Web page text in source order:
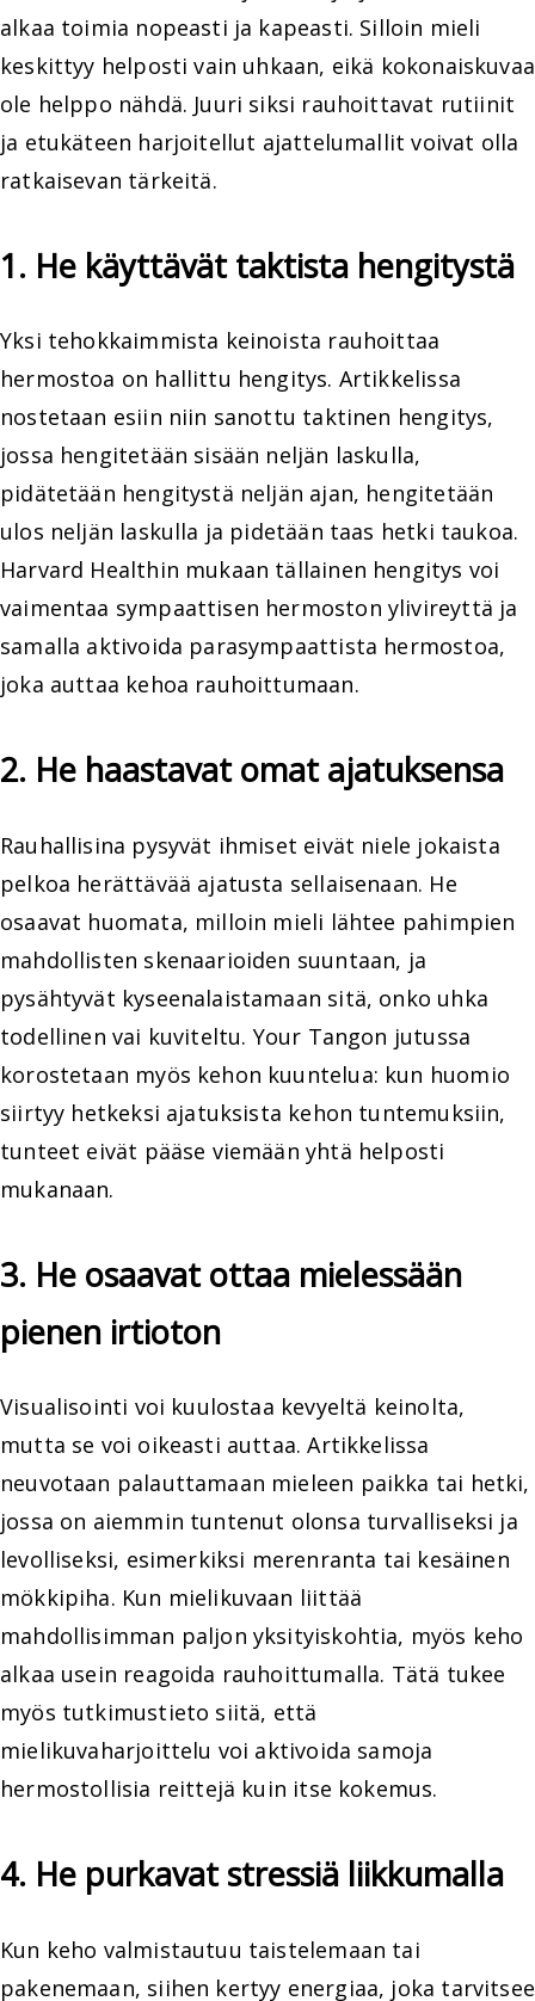
alkaa toimia nopeasti ja kapeasti. Silloin mieli
keskittyy helposti vain uhkaan, eikä kokonaiskuvaa
ole helppo nähdä. Juuri siksi rauhoittavat rutiinit
ja etukäteen harjoitellut ajattelumallit voivat olla
ratkaisevan tärkeitä.
1. He käyttävät taktista hengitystä
Yksi tehokkaimmista keinoista rauhoittaa
hermostoa on hallittu hengitys. Artikkelissa
nostetaan esiin niin sanottu taktinen hengitys,
jossa hengitetään sisään neljän laskulla,
pidätetään hengitystä neljän ajan, hengitetään
ulos neljän laskulla ja pidetään taas hetki taukoa.
Harvard Healthin mukaan tällainen hengitys voi
vaimentaa sympaattisen hermoston ylivireyttä ja
samalla aktivoida parasympaattista hermostoa,
joka auttaa kehoa rauhoittumaan.
2. He haastavat omat ajatuksensa
Rauhallisina pysyvät ihmiset eivät niele jokaista
pelkoa herättävää ajatusta sellaisenaan. He
osaavat huomata, milloin mieli lähtee pahimpien
mahdollisten skenaarioiden suuntaan, ja
pysähtyvät kyseenalaistamaan sitä, onko uhka
todellinen vai kuviteltu. Your Tangon jutussa
korostetaan myös kehon kuuntelua: kun huomio
siirtyy hetkeksi ajatuksista kehon tuntemuksiin,
tunteet eivät pääse viemään yhtä helposti
mukanaan.
3. He osaavat ottaa mielessään
pienen irtioton
Visualisointi voi kuulostaa kevyeltä keinolta,
mutta se voi oikeasti auttaa. Artikkelissa
neuvotaan palauttamaan mieleen paikka tai hetki,
jossa on aiemmin tuntenut olonsa turvalliseksi ja
levolliseksi, esimerkiksi merenranta tai kesäinen
mökkipiha. Kun mielikuvaan liittää
mahdollisimman paljon yksityiskohtia, myös keho
alkaa usein reagoida rauhoittumalla. Tätä tukee
myös tutkimustieto siitä, että
mielikuvaharjoittelu voi aktivoida samoja
hermostollisia reittejä kuin itse kokemus.
4. He purkavat stressiä liikkumalla
Kun keho valmistautuu taistelemaan tai
pakenemaan, siihen kertyy energiaa, joka tarvitsee